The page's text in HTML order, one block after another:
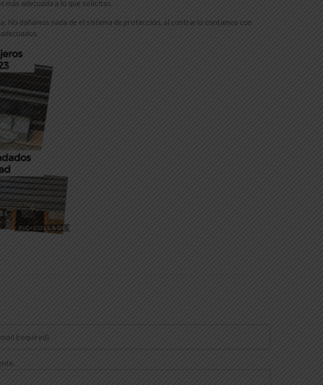
más adecuada a lo que solicitas.
No dañamos nada de el sistema de protección, al contrario contamos con